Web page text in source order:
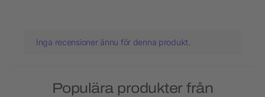
Inga recensioner ännu för denna produkt.
Populära produkter från